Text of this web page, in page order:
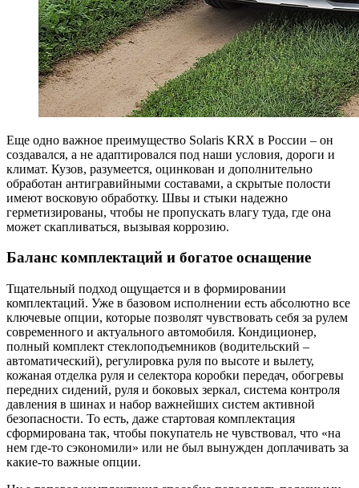
Еще одно важное преимущество Solaris KRX в России – он
создавался, а не адаптировался под наши условия, дороги и
климат. Кузов, разумеется, оцинкован и дополнительно
обработан антигравийными составами, а скрытые полости
имеют восковую обработку. Швы и стыки надежно
герметизированы, чтобы не пропускать влагу туда, где она
может скапливаться, вызывая коррозию.
Баланс комплектаций и богатое оснащение
Тщательный подход ощущается и в формировании
комплектаций. Уже в базовом исполнении есть абсолютно все
ключевые опции, которые позволят чувствовать себя за рулем
современного и актуального автомобиля. Кондиционер,
полный комплект стеклоподъемников (водительский –
автоматический), регулировка руля по высоте и вылету,
кожаная отделка руля и селектора коробки передач, обогревы
передних сидений, руля и боковых зеркал, система контроля
давления в шинах и набор важнейших систем активной
безопасности. То есть, даже стартовая комплектация
сформирована так, чтобы покупатель не чувствовал, что «на
нем где-то сэкономили» или не был вынужден доплачивать за
какие-то важные опции.